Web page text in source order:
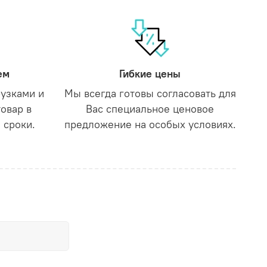
и
в
Гибкие цены
Мы всегда готовы согласовать для
Вас специальное ценовое
предложение на особых условиях.